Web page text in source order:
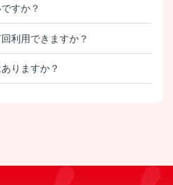
すか？
利用できますか？
りますか？